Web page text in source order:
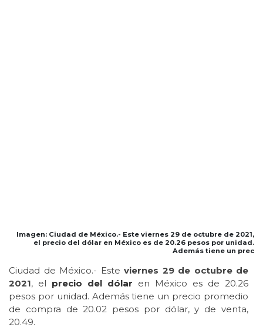
Imagen: Ciudad de México.- Este viernes 29 de octubre de 2021,
el precio del dólar en México es de 20.26 pesos por unidad.
Además tiene un prec
Ciudad de México.- Este viernes 29 de octubre de
2021, el precio del dólar en México es de 20.26
pesos por unidad. Además tiene un precio promedio
de compra de 20.02 pesos por dólar, y de venta,
20.49.